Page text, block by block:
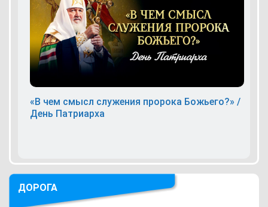
«В чем смысл служения пророка Божьего?» /
День Патриарха
ДОРОГА